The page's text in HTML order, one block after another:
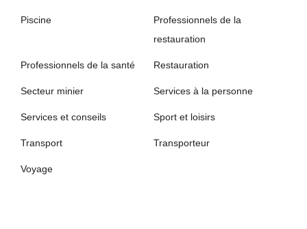
Piscine
Professionnels de la
restauration
Professionnels de la santé Restauration
Secteur minier Services à la personne
Services et conseils Sport et loisirs
Transport Transporteur
Voyage